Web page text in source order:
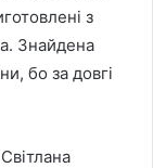
з
Знайдена
бо за довгі